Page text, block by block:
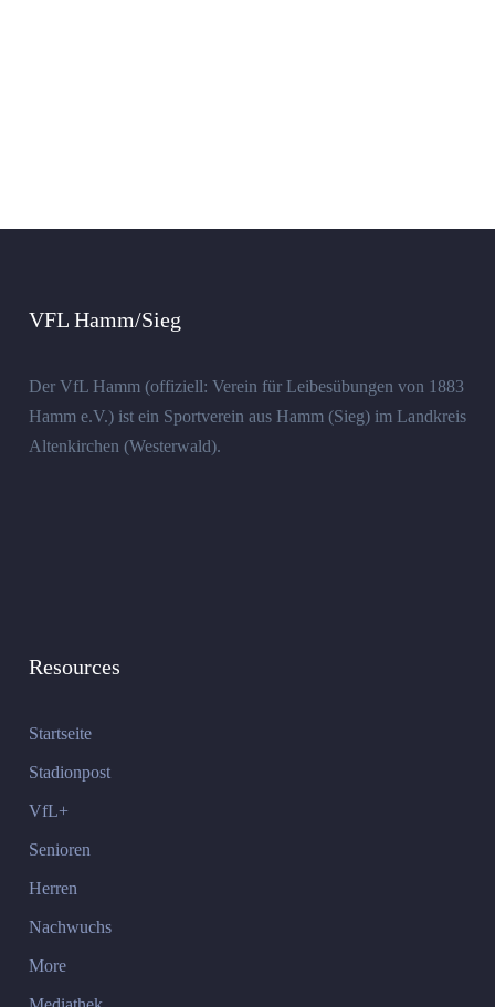
VFL Hamm/Sieg
Der VfL Hamm (offiziell: Verein für Leibesübungen von 1883
Hamm e.V.) ist ein Sportverein aus Hamm (Sieg) im Landkreis
Altenkirchen (Westerwald).
Resources
Startseite
Stadionpost
VfL+
Senioren
Herren
Nachwuchs
More